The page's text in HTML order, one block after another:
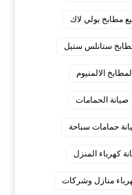
مطابخ بولي لاك
ستانلس ستيل
الالمنيوم
صيانة الحمامات
حمامات سباحة
كهرباء المنزل
منازل وشركات